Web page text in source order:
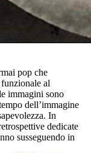
pop che
al
immagini sono
dell’immagine
In
dedicate
susseguendo in